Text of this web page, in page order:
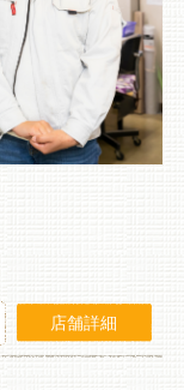
店舗詳細